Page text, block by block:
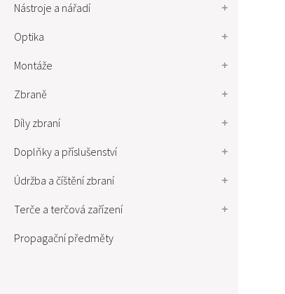
Nástroje a nářadí
Optika
Montáže
Zbraně
Díly zbraní
Doplňky a příslušenství
Údržba a číštění zbraní
Terče a terčová zařízení
Propagační předměty